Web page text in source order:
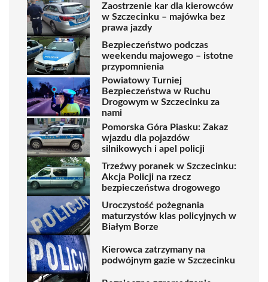
Zaostrzenie kar dla kierowców
w Szczecinku – majówka bez
prawa jazdy
Bezpieczeństwo podczas
weekendu majowego – istotne
przypomnienia
Powiatowy Turniej
Bezpieczeństwa w Ruchu
Drogowym w Szczecinku za
nami
Pomorska Góra Piasku: Zakaz
wjazdu dla pojazdów
silnikowych i apel policji
Trzeźwy poranek w Szczecinku:
Akcja Policji na rzecz
bezpieczeństwa drogowego
Uroczystość pożegnania
maturzystów klas policyjnych w
Białym Borze
Kierowca zatrzymany na
podwójnym gazie w Szczecinku